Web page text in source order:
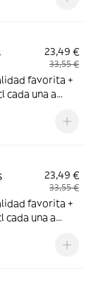
23,49 €
33,55 €
favorita +
cada una a
o Aquarius de
23,49 €
33,55 €
favorita +
cada una a
o Aquarius de